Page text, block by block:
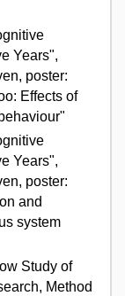
Years",
poster:
Effects of
Years",
poster:
and
system
Study of
Method